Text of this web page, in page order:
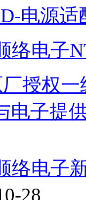
电源适
络电子
授权
电子提
络电子
28